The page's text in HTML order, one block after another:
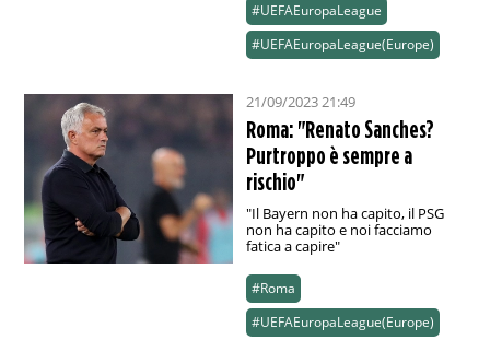
#UEFAEuropaLeague
#UEFAEuropaLeague(Europe)
21/09/2023 21:49
Roma: "Renato Sanches?
Purtroppo è sempre a
rischio"
"Il Bayern non ha capito, il PSG
non ha capito e noi facciamo
fatica a capire"
#Roma
#UEFAEuropaLeague(Europe)